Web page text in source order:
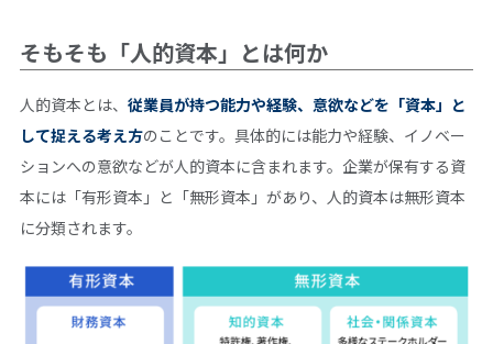
そもそも「人的資本」とは何か
人的資本とは、 従業員が持つ能力や経験、意欲などを「資本」と
して捉える考え方のことです。具体的には能力や経験、イノベー
ションへの意欲などが人的資本に含まれます。企業が保有する資
本には「有形資本」と「無形資本」があり、人的資本は無形資本
に分類されます。